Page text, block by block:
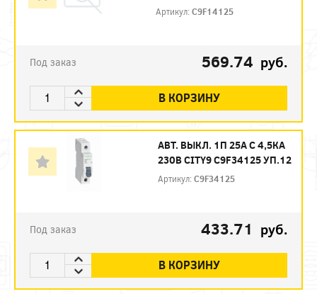
Артикул:C9F14125
Под заказ 569.74 руб.
В КОРЗИНУ
АВТ. ВЫКЛ. 1П 25А С 4,5КА
230В CITY9 C9F34125 УП.12
Артикул:C9F34125
Под заказ 433.71 руб.
В КОРЗИНУ